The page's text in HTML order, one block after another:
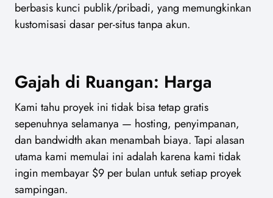
berbasis kunci publik/pribadi, yang memungkinkan
kustomisasi dasar per-situs tanpa akun.
Gajah di Ruangan: Harga
Kami tahu proyek ini tidak bisa tetap gratis
sepenuhnya selamanya — hosting, penyimpanan,
dan bandwidth akan menambah biaya. Tapi alasan
utama kami memulai ini adalah karena kami tidak
ingin membayar $9 per bulan untuk setiap proyek
sampingan.